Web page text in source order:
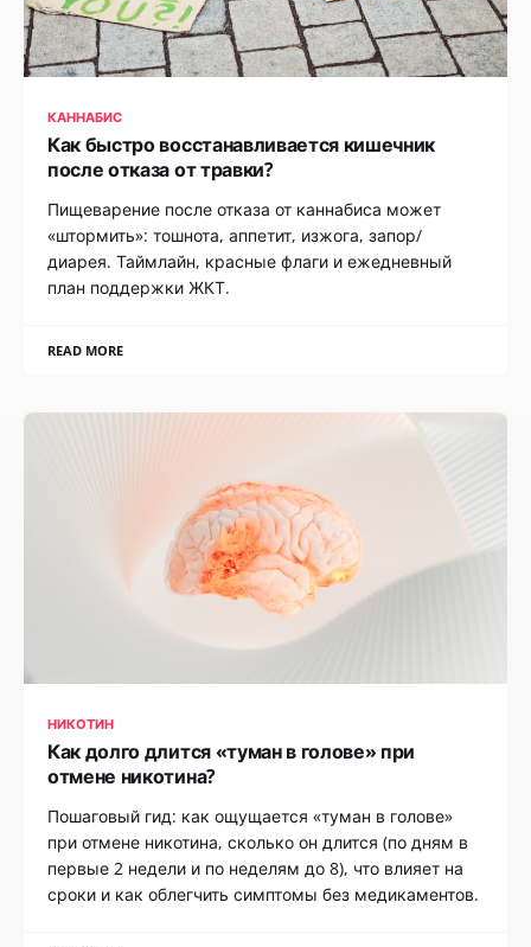
КАННАБИС
Как быстро восстанавливается кишечник
после отказа от травки?
Пищеварение после отказа от каннабиса может
«штормить»: тошнота, аппетит, изжога, запор/
диарея. Таймлайн, красные флаги и ежедневный
план поддержки ЖКТ.
READ MORE
НИКОТИН
Как долго длится «туман в голове» при
отмене никотина?
Пошаговый гид: как ощущается «туман в голове»
при отмене никотина, сколько он длится (по дням в
первые 2 недели и по неделям до 8), что влияет на
сроки и как облегчить симптомы без медикаментов.